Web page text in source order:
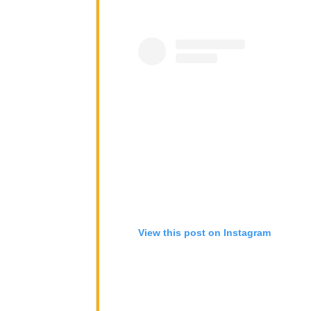
View this post on Instagram